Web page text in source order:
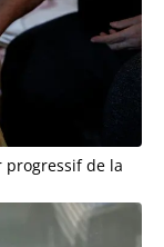
progressif de la